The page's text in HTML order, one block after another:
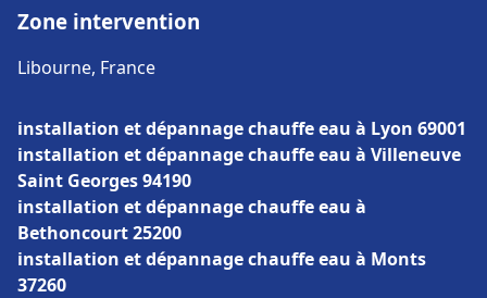
Zone intervention
Libourne, France
installation et dépannage chauffe eau à Lyon 69001
installation et dépannage chauffe eau à Villeneuve
Saint Georges 94190
installation et dépannage chauffe eau à
Bethoncourt 25200
installation et dépannage chauffe eau à Monts
37260